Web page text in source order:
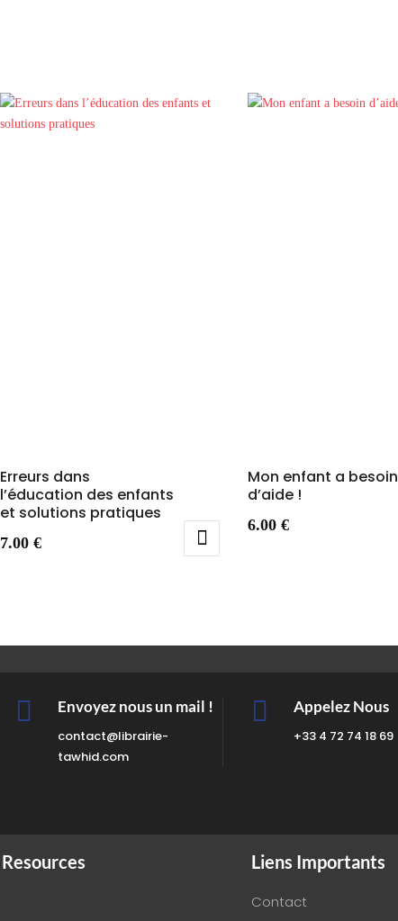
Erreurs dans
l’éducation des enfants
et solutions pratiques
7.00€
Mon enfant a besoin
d’aide !
6.00 €
 Envoyez nous un mail !
contact@librairie-
tawhid.com
 Appelez Nous
+33 4 72 74 18 69
Resources Liens Importants
Contact